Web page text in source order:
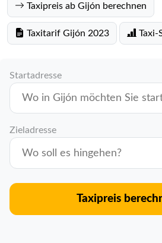
Taxipreis ab Gijón berechnen
Taxitarif Gijón 2023 Taxi-
Startadresse
Zieladresse
Taxipreis